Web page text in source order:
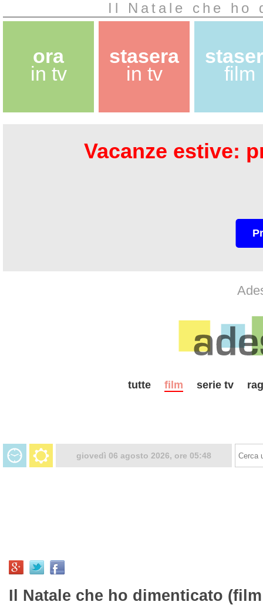
Il Natale che ho
ora
in tv
stasera
in tv
film
Vacanze estive:
tutte film serie tv
giovedì 06 agosto 2026, ore 05:48
Il Natale che ho dimenticato (film